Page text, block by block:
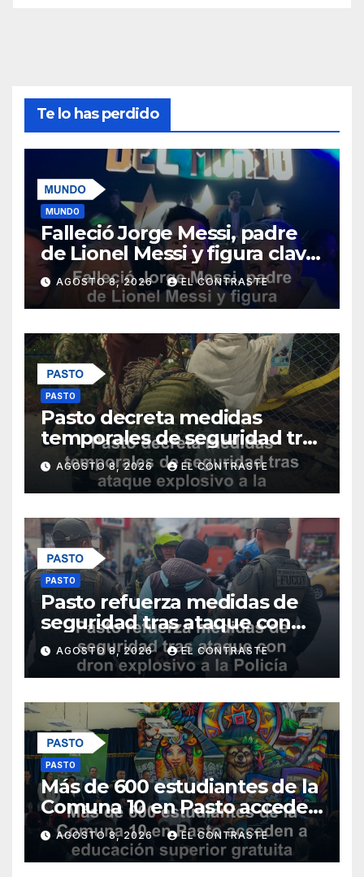
Te lo has perdido
MUNDO
Falleció Jorge Messi, padre
de Lionel Messi y figura clave
en su carrera
AGOSTO 8, 2026 EL CONTRASTE
PASTO
Pasto decreta medidas
temporales de seguridad tras
ataque explosivo a la Policía
Metropolitana
AGOSTO 8, 2026 EL CONTRASTE
PASTO
Pasto refuerza medidas de
seguridad tras ataque con
dron explosivo a la Policía
Metropolitana
AGOSTO 8, 2026 EL CONTRASTE
PASTO
Más de 600 estudiantes de la
Comuna 10 en Pasto acceden
a educación superior gratuita
con nuevos programas
AGOSTO 8, 2026 EL CONTRASTE